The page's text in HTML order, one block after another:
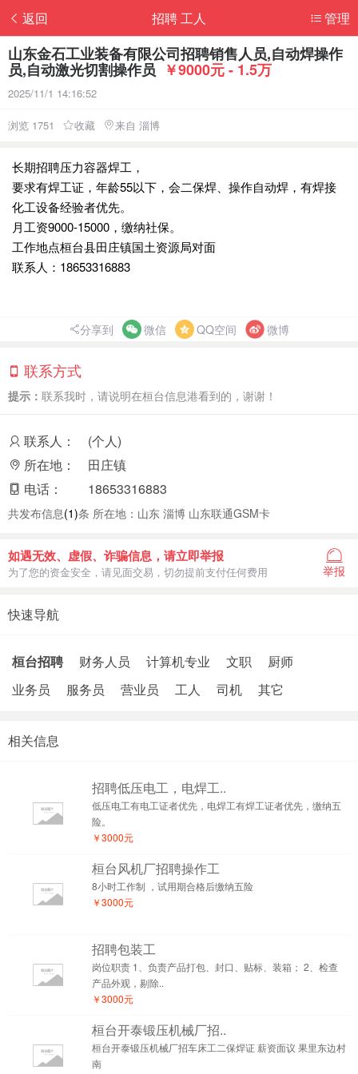
返回 管理
招聘 工人
山东金石工业装备有限公司招聘销售人员,自动焊操作
员,自动激光切割操作员 ￥9000元 - 1.5万
2025/11/1 14:16:52
浏览 1751 收藏 来自 淄博
长期招聘压力容器焊工，
要求有焊工证，年龄55以下，会二保焊、操作自动焊，有焊接
化工设备经验者优先。
月工资9000-15000，缴纳社保。
工作地点桓台县田庄镇国土资源局对面
联系人：18653316883
分享到 微信 QQ空间 微博
联系方式
提示： 联系我时，请说明在桓台信息港看到的，谢谢！
联系人：
(个人)
所在地：
田庄镇
电话：
18653316883
共发布信息(1)条 所在地：山东 淄博 山东联通GSM卡
如遇无效、虚假、诈骗信息，请立即举报
为了您的资金安全，请见面交易，切勿提前支付任何费用 举报
快速导航
桓台招聘 财务人员 计算机专业 文职
厨师
业务员
服务员 营业员 工人 司机 其它
相关信息
招聘低压电工，电焊工..
低压电工有电工证者优先，电焊工有焊工证者优先，缴纳五
险。
￥3000元
桓台风机厂招聘操作工
8小时工作制 ，试用期合格后缴纳五险
￥3000元
招聘包装工
岗位职责 1、负责产品打包、封口、贴标、装箱； 2、检查
产品外观，剔除..
￥3000元
桓台开泰锻压机械厂招..
桓台开泰锻压机械厂招车床工二保焊证 薪资面议 果里东边村
南